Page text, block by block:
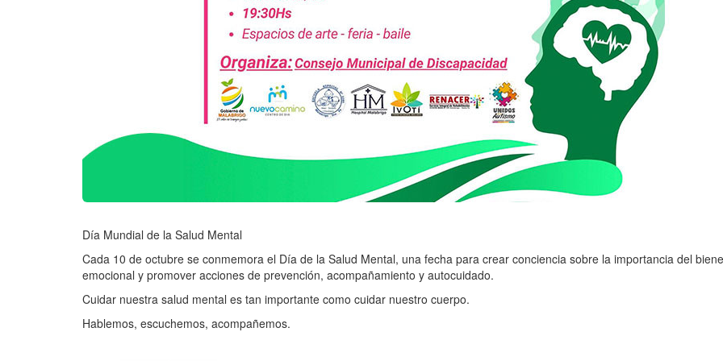
Día Mundial de la Salud Mental
Cada 10 de octubre se conmemora el Día de la Salud Mental, una fecha para crear conciencia sobre la importancia del
emocional y promover acciones de prevención, acompañamiento y autocuidado.
Cuidar nuestra salud mental es tan importante como cuidar nuestro cuerpo.
Hablemos, escuchemos, acompañemos.